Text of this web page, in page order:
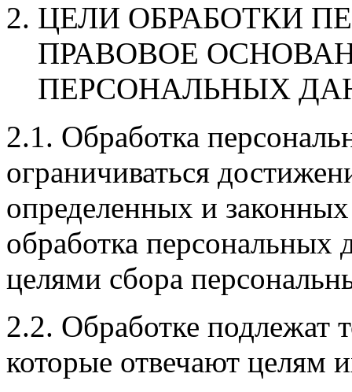
ЦЕЛИ ОБРАБОТКИ
ПРАВОВОЕ
ПЕРСОНАЛЬНЫХ
2.1. Обработка
ограничиваться
определенных и
обработка персональных
целями сбора
2.2. Обработке подлежат
которые отвечают целям